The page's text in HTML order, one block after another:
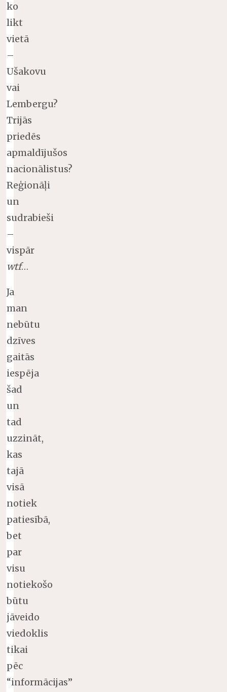
ko
likt
vietā
–
Ušakovu
vai
Lembergu?
Trijās
priedēs
apmaldījušos
nacionālistus?
Reģionāļi
un
sudrabieši
–
vispār
wtf…
Ja
man
nebūtu
dzīves
gaitās
iespēja
šad
un
tad
uzzināt,
kas
tajā
visā
notiek
patiesībā,
bet
par
visu
notiekošo
būtu
jāveido
viedoklis
tikai
pēc
“informācijas”